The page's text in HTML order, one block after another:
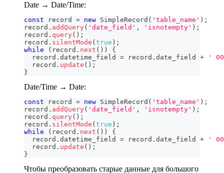
Date → Date/Time:
const record = new SimpleRecord ( 'table_name' ) ;
record . addQuery( 'date_field' , 'isnotempty' ) ;
record . query( ) ;
record . silentMode ( true ) ;
while
( record . next ( ) )
{
  record
. datetime_field = record . date_field +
'
  record
. update ( ) ;
}
Date/Time → Date:
const record = new SimpleRecord ( 'table_name' ) ;
record . addQuery( 'date_field' , 'isnotempty' ) ;
record . query( ) ;
record . silentMode ( true ) ;
while
( record . next ( ) )
{
  record
. datetime_field = record . date_field +
'
  record
. update ( ) ;
}
Чтобы преобразовать старые данные для большого